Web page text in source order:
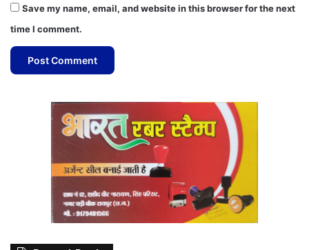
Save my name, email, and website in this browser for the next
time I comment.